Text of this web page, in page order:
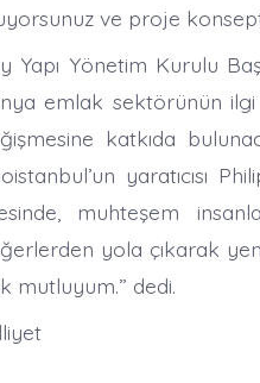
ve proje
Yapı Yönetim Kurulu
emlak sektörünün
katkıda
yaratıcısı
muhteşem
yola çıkarak
mutluyum.” dedi.